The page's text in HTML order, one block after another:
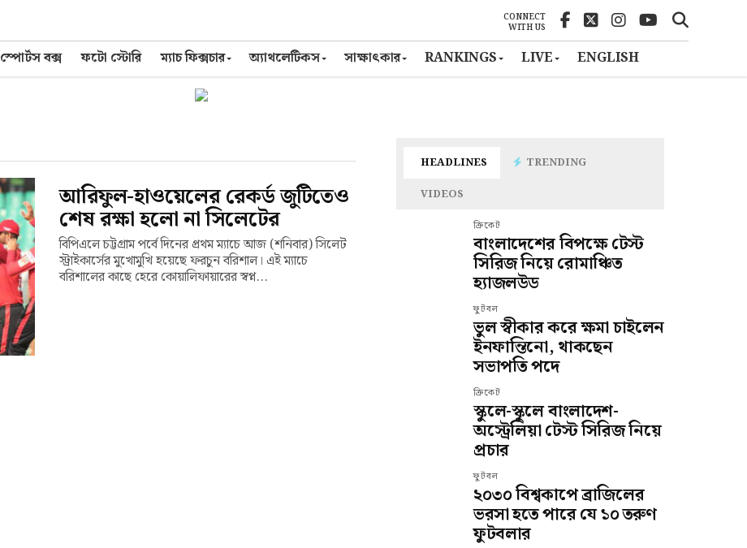
CONNECT
WITH US
স্পোর্টস বক্স ফটো স্টোরি ম্যাচ ফিক্সচার অ্যাথলেটিকস সাক্ষাৎকার RANKINGS LIVE ENGLISH
আরিফুল-হাওয়েলের রেকর্ড জুটিতেও
শেষ রক্ষা হলো না সিলেটের
বিপিএলে চট্টগ্রাম পর্বে দিনের প্রথম ম্যাচে আজ (শনিবার) সিলেট
স্ট্রাইকার্সের মুখোমুখি হয়েছে ফরচুন বরিশাল। এই ম্যাচে
বরিশালের কাছে হেরে কোয়ালিফায়ারের স্বপ্ন...
HEADLINES
TRENDING
VIDEOS
ক্রিকেট
বাংলাদেশের বিপক্ষে টেস্ট
সিরিজ নিয়ে রোমাঞ্চিত
হ্যাজলউড
ফুটবল
ভুল স্বীকার করে ক্ষমা চাইলেন
ইনফান্তিনো, থাকছেন
সভাপতি পদে
ক্রিকেট
স্কুলে-স্কুলে বাংলাদেশ-
অস্ট্রেলিয়া টেস্ট সিরিজ নিয়ে
প্রচার
ফুটবল
২০৩০ বিশ্বকাপে ব্রাজিলের
ভরসা হতে পারে যে ১০ তরুণ
ফুটবলার